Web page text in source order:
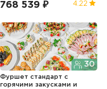
768 539 ₽ 4.22
30
Фуршет стандарт с
горячими закусками и